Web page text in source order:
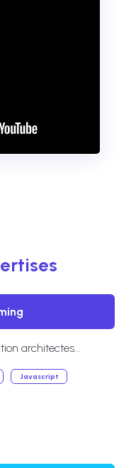
architectes...
Javascript